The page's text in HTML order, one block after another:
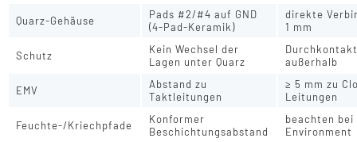
Quarz-Gehäuse
Pads #2/#4 auf GND
(4-Pad-Keramik)
direkte
1 mm
Schutz
Kein Wechsel der
Lagen unter Quarz
außerhalb
EMV
Abstand zu
Taktleitungen
≥ 5 mm zu
Leitungen
Feuchte-/Kriechpfade
Konformer
Beschichtungsabstand
beachten bei
Environment